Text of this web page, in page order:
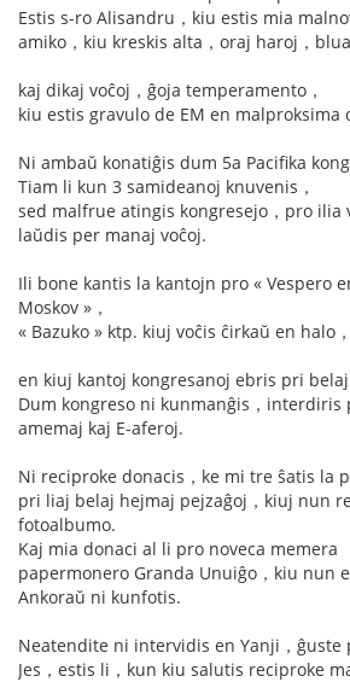
Estis s-ro Alisandru，kiu estis mia
amiko，kiu kreskis alta，oraj haroj，
kaj dikaj voĉoj，ĝoja temperamento，
kiu estis gravulo de EM en malproksima
Ni ambaŭ konatiĝis dum 5a Pacifika
Tiam li kun 3 samideanoj knuvenis，
sed malfrue atingis kongresejo，pro ilia
laŭdis per manaj voĉoj.
Ili bone kantis la kantojn pro « Vespero
Moskov »，
« Bazuko » ktp. kiuj voĉis ĉirkaŭ en halo，
en kiuj kantoj kongresanoj ebris pri
Dum kongreso ni kunmanĝis，
amemaj kaj E-aferoj.
Ni reciproke donacis，ke mi tre ŝatis la
pri liaj belaj hejmaj pejzaĝoj，kiuj nun
fotoalbumo.
Kaj mia donaci al li pro noveca memera
papermonero Granda Unuiĝo，kiu nun
Ankoraŭ ni kunfotis.
Neatendite ni intervidis en Yanji，ĝuste
Jes，estis li，kun kiu salutis reciproke